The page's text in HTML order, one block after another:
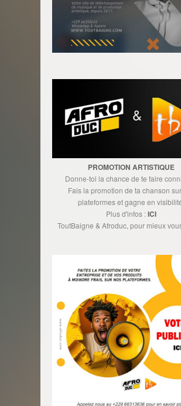
PROMOTION ARTISTIQUE
Donne-toi la chance de te faire
Fais la promotion de ta chanson
plateformes et gagne en
Plus d'infos :ICI
ToutBaigne & Afroduc, pour mieux